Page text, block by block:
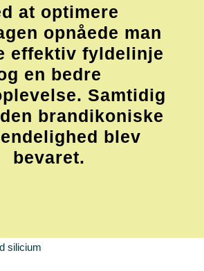
at optimere
opnåede man
effektiv fyldelinje
en bedre
Samtidig
brandikoniske
blev
bevaret.